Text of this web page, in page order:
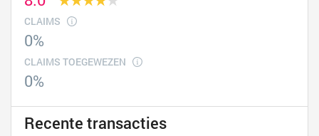
CLAIMS
0%
CLAIMS TOEGEWEZEN
0%
Recente transacties